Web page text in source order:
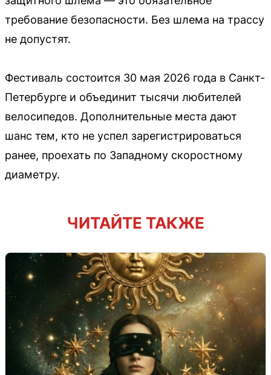
требование безопасности. Без шлема на трассу
не допустят.
Фестиваль состоится 30 мая 2026 года в Санкт-
Петербурге и объединит тысячи любителей
велосипедов. Дополнительные места дают
шанс тем, кто не успел зарегистрироваться
ранее, проехать по Западному скоростному
диаметру.
ЧИТАЙТЕ ТАКЖЕ